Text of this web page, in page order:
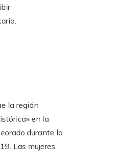
la región
​​en la
durante la
Las mujeres